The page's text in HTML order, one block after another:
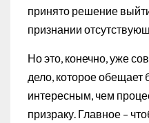
принято решение
признании
Но это, конечно, уже
дело, которое обещает
интересным, чем
призраку. Главное –